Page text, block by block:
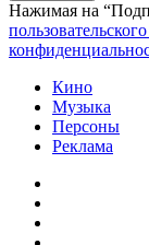
Нажимая на
Кино
Музыка
Персоны
Реклама